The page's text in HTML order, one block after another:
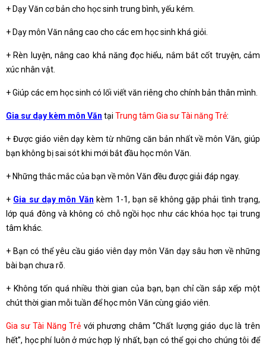
+ Dạy Văn cơ bản cho học sinh trung bình, yếu kém.
+ Dạy môn Văn nâng cao cho các em học sinh khá giỏi.
+ Rèn luyện, nâng cao khả năng đọc hiểu, nắm bắt cốt truyện, cảm
xúc nhân vật.
+ Giúp các em học sinh có lối viết văn riêng cho chính bản thân mình.
Gia sư dạy kèm môn Văn tại Trung tâm Gia sư Tài năng Trẻ:
+ Được giáo viên dạy kèm từ những căn bản nhất về môn Văn, giúp
bạn không bị sai sót khi mới bắt đầu học môn Văn.
+ Những thắc mắc của bạn về môn Văn đều được giải đáp ngay.
+ Gia sư dạy môn Văn kèm 1-1, bạn sẽ không gặp phải tình trạng,
lớp quá đông và không có chỗ ngồi học như các khóa học tại trung
tâm khác.
+ Bạn có thể yêu cầu giáo viên dạy môn Văn dạy sâu hơn về những
bài bạn chưa rõ.
+ Không tốn quá nhiều thời gian của bạn, bạn chỉ cần sắp xếp một
chút thời gian mỗi tuần để học môn Văn cùng giáo viên.
Gia sư Tài Năng Trẻ với phương châm “Chất lượng giáo dục là trên
hết”, học phí luôn ở mức hợp lý nhất, bạn có thể gọi cho chúng tôi để